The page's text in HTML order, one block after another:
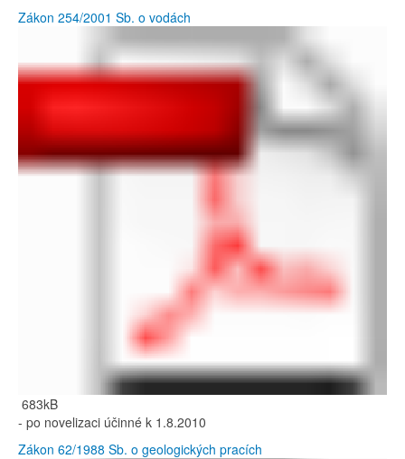
Zákon 254/2001 Sb. o vodách
683kB
- po novelizaci účinné k 1.8.2010
Zákon 62/1988 Sb. o geologických pracích